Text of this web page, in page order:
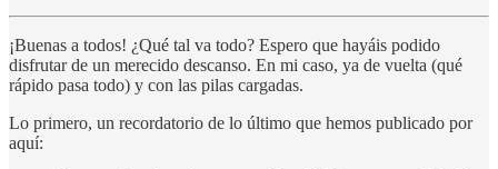
¡Buenas a todos! ¿Qué tal va todo? Espero que hayáis podido
disfrutar de un merecido descanso. En mi caso, ya de vuelta (qué
rápido pasa todo) y con las pilas cargadas.
Lo primero, un recordatorio de lo último que hemos publicado por
aquí: